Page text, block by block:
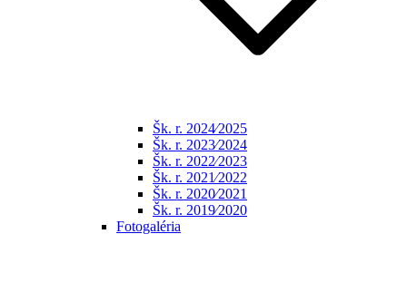
Šk. r. 2024⁄2025
Šk. r. 2023⁄2024
Šk. r. 2022⁄2023
Šk. r. 2021⁄2022
Šk. r. 2020⁄2021
Šk. r. 2019⁄2020
Fotogaléria